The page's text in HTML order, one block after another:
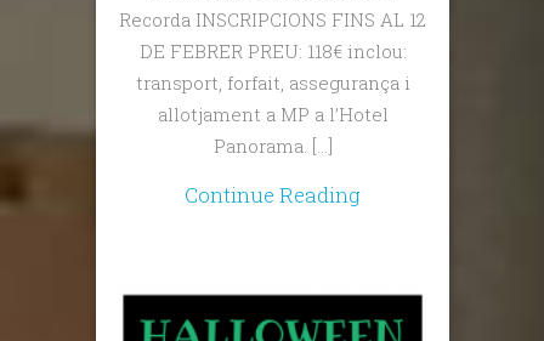
Recorda INSCRIPCIONS FINS AL 12
DE FEBRER PREU: 118€ inclou:
transport, forfait, assegurança i
allotjament a MP a l’Hotel
Panorama. […]
Continue Reading